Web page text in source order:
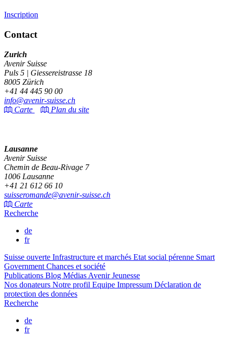
Inscription
Contact
Zurich
Avenir Suisse
Puls 5 | Giessereistrasse 18
8005 Zürich
+41 44 445 90 00
info@avenir-suisse.ch
Carte
Plan du site
Lausanne
Avenir Suisse
Chemin de Beau-Rivage 7
1006 Lausanne
+41 21 612 66 10
suisseromande@avenir-suisse.ch
Carte
Recherche
de
fr
Suisse ouverte Infrastructure et marchés Etat social pérenne Smart
Government Chances et société
Publications Blog Médias Avenir Jeunesse
Nos donateurs Notre profil Equipe Impressum Déclaration de
protection des données
Recherche
de
fr